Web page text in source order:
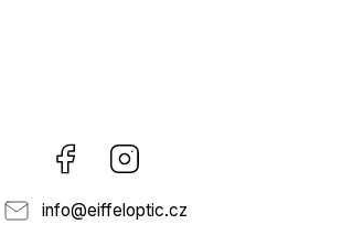
Facebook
info@eiffeloptic.cz